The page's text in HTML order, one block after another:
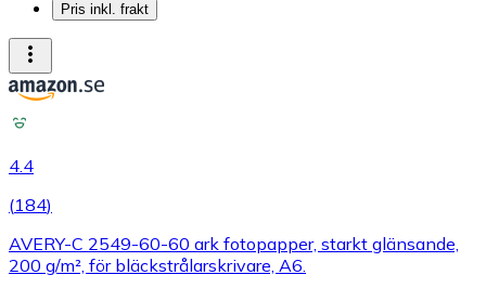
Pris inkl. frakt
4.4
(184)
AVERY-C 2549-60-60 ark fotopapper, starkt glänsande,
200 g/m², för bläckstrålarskrivare, A6.